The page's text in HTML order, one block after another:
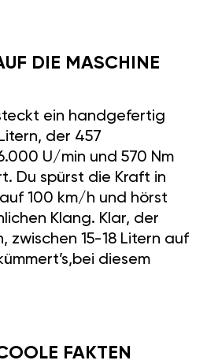
DIE MASCHINE
ein handgefertig
der 457
U/min und 570 Nm
Du spürst die Kraft in
100 km/h und hörst
Klang. Klar, der
zwischen 15-18 Litern auf
diesem
FAKTEN